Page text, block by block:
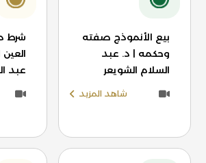
بيع الأنموذج صفته
وحكمه | د. عبد
السلام الشويعر
شاهد المزيد
شرط
عبد